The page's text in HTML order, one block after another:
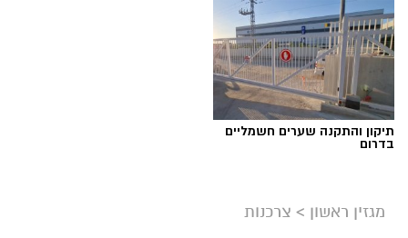
תיקון והתקנה שערים חשמליים
בדרום
מגזין ראשון > צרכנות